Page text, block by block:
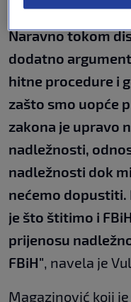
neprihvatljivo i
Naravno tokom
dodatno
hitne procedure i
zašto smo uopće
zakona je upravo
nadležnosti,
nadležnosti dok
nećemo dopustiti.
je što štitimo i
prijenosu
FBiH", navela je
Magazinović koji